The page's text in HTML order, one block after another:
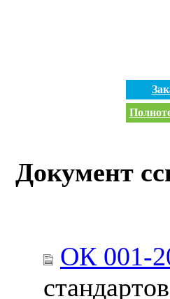
Документ
ОК 001-
стандартов